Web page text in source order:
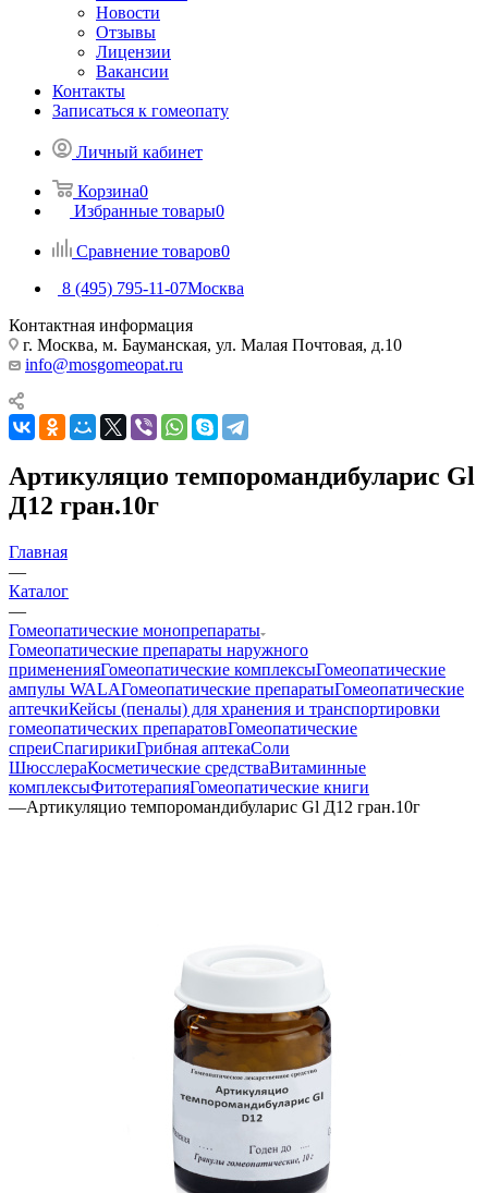
Новости
Отзывы
Лицензии
Вакансии
Контакты
Записаться к гомеопату
Личный кабинет
Корзина0
Избранные товары0
Сравнение товаров0
8 (495) 795-11-07Москва
Контактная информация
г. Москва, м. Бауманская, ул. Малая Почтовая, д.10
info@mosgomeopat.ru
Артикуляцио темпоромандибуларис Gl
Д12 гран.10г
Главная
—
Каталог
—
Гомеопатические монопрепараты
Гомеопатические препараты наружного
примененияГомеопатические комплексыГомеопатические
ампулы WALAГомеопатические препаратыГомеопатические
аптечкиКейсы (пеналы) для хранения и транспортировки
гомеопатических препаратовГомеопатические
спреиСпагирикиГрибная аптекаСоли
ШюсслераКосметические средстваВитаминные
комплексыФитотерапияГомеопатические книги
—Артикуляцио темпоромандибуларис Gl Д12 гран.10г